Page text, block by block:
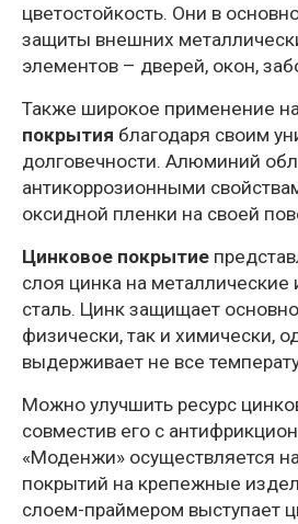
цветостойкость. Они в
защиты внешних
элементов – дверей, окон,
Также широкое применение
покрытия благодаря своим
долговечности. Алюминий
антикоррозионными
оксидной пленки на своей
Цинковое покрытие
слоя цинка на металлические
сталь. Цинк защищает
физически, так и химически,
выдерживает не все
Можно улучшить ресурс
совместив его с
«Моденжи» осуществляется
покрытий на крепежные
слоем-праймером выступает